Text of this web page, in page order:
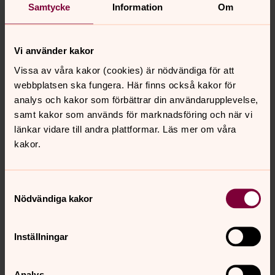
Samtycke Information Om
Vi använder kakor
Vissa av våra kakor (cookies) är nödvändiga för att
webbplatsen ska fungera. Här finns också kakor för
analys och kakor som förbättrar din användarupplevelse,
samt kakor som används för marknadsföring och när vi
länkar vidare till andra plattformar. Läs mer om våra
kakor.
Nödvändiga kakor
Inställningar
Planerar ni ert bröllop? Då har ni en dag framför er som
ger minnen för livet. Här berättar vi om
Och så får ni tips om annat att tänka på.